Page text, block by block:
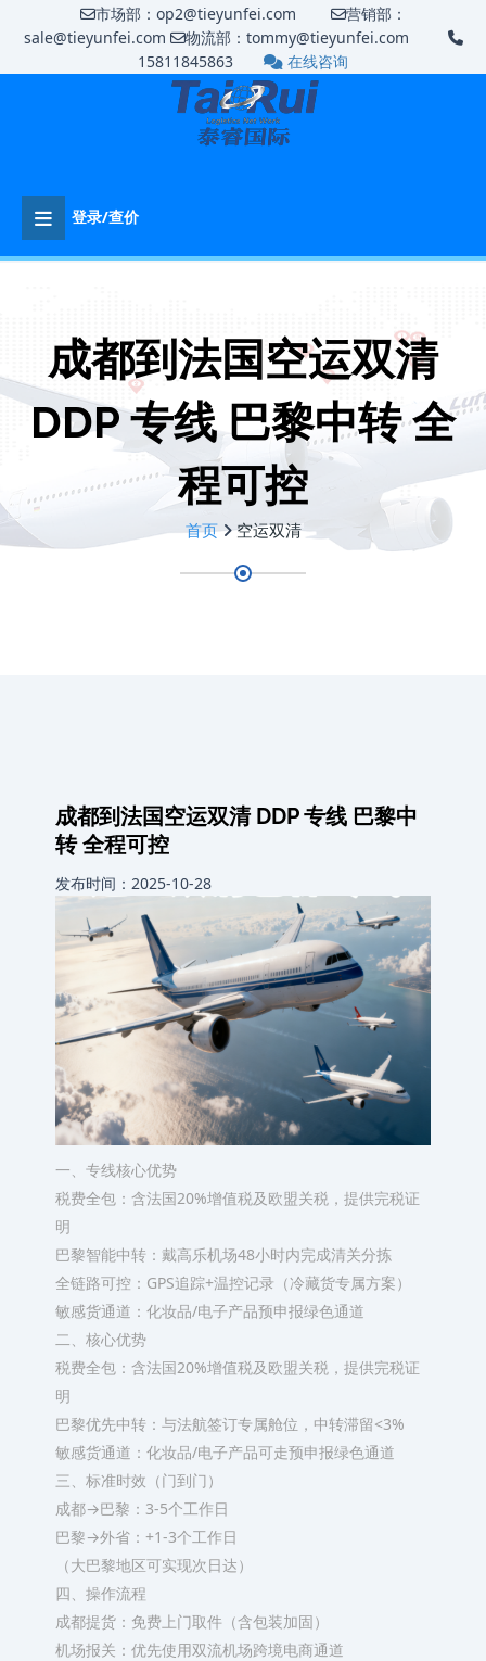
市场部：op2@tieyunfei.com
营销部：
sale@tieyunfei.com
物流部：tommy@tieyunfei.com
15811845863
在线咨询
登录/查价
成都到法国空运双清
DDP 专线 巴黎中转 全
程可控
首页 空运双清
成都到法国空运双清 DDP 专线 巴黎中
转 全程可控
发布时间：2025-10-28
一、专线核心优势
‌税费全包‌：含法国20%增值税及欧盟关税，提供完税证
明
‌巴黎智能中转‌：戴高乐机场48小时内完成清关分拣
‌全链路可控‌：GPS追踪+温控记录（冷藏货专属方案）
‌敏感货通道‌：化妆品/电子产品预申报绿色通道
二、核心优势
‌税费全包‌：含法国20%增值税及欧盟关税，提供完税证
明
‌巴黎优先中转‌：与法航签订专属舱位，中转滞留<3%
‌敏感货通道‌：化妆品/电子产品可走预申报绿色通道
三、标准时效（门到门）
‌成都→巴黎‌：3-5个工作日
‌巴黎→外省‌：+1-3个工作日
（大巴黎地区可实现次日达）
四、操作流程
‌成都提货‌：免费上门取件（含包装加固）
‌机场报关‌：优先使用双流机场跨境电商通道